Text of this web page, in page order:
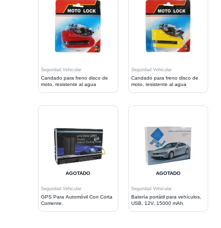
Seguridad Vehicular
Candado para freno disco de
moto, resistente al agua
Seguridad Vehicular
Candado para freno disco de
moto, resistente al agua
AGOTADO
Seguridad Vehicular
GPS Para Automóvil Con Corta
Corriente.
AGOTADO
Seguridad Vehicular
Batería portátil para vehículos,
USB, 12V, 15000 mAh.